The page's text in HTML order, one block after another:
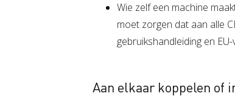
Wie zelf een machine
moet zorgen dat aan alle
gebruikshandleiding en
Aan elkaar koppelen of